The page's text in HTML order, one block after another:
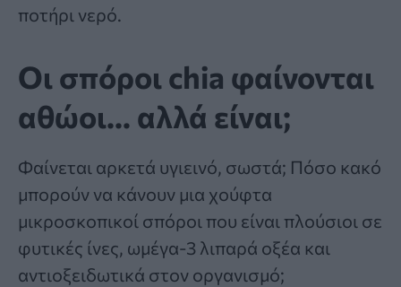
ποτήρι νερό.
Οι σπόροι chia φαίνονται
αθώοι… αλλά είναι;
Φαίνεται αρκετά υγιεινό, σωστά; Πόσο κακό
μπορούν να κάνουν μια χούφτα
μικροσκοπικοί σπόροι που είναι πλούσιοι σε
φυτικές ίνες, ωμέγα-3 λιπαρά οξέα και
αντιοξειδωτικά στον οργανισμό;